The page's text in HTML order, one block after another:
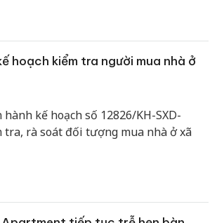
hoạch kiểm tra người mua nhà ở
kế hoạch số 12826/KH-SXD-
rà soát đối tượng mua nhà ở xã